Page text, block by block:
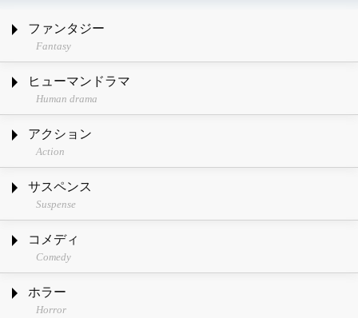
ファンタジー
Fantasy
ヒューマンドラマ
Human drama
アクション
Action
サスペンス
Suspense
コメディ
Comedy
ホラー
Horror